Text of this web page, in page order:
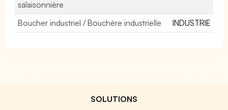
salaisonnière
Boucher industriel / Bouchère industrielle INDUSTRIE
SOLUTIONS